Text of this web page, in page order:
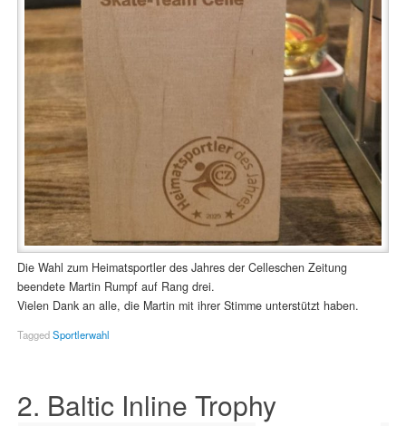
Die Wahl zum Heimatsportler des Jahres der Celleschen Zeitung
beendete Martin Rumpf auf Rang drei.
Vielen Dank an alle, die Martin mit ihrer Stimme unterstützt haben.
TaggedSportlerwahl
2. Baltic Inline Trophy